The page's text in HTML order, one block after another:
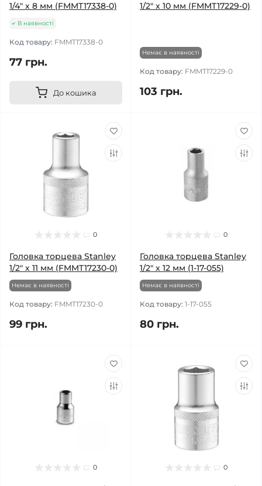
1/4" х 8 мм (FMMT17338-0)
В наявності
Код товару: FMMT17338-0
77 грн.
До кошика
1/2" х 10 мм (FMMT17229-0)
Немає в наявності
Код товару: FMMT17229-0
103 грн.
0
Головка торцева Stanley
1/2" х 11 мм (FMMT17230-0)
Немає в наявності
Код товару: FMMT17230-0
99 грн.
0
Головка торцева Stanley
1/2" х 12 мм (1-17-055)
Немає в наявності
Код товару: 1-17-055
80 грн.
0 0